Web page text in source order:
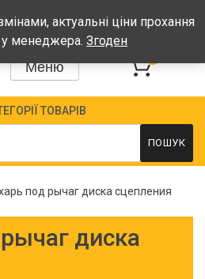
17:00, Сб-Нд - вихідні
Меню
ТОВАРІВ
ПОШУК
под рычаг диска сцепления
диска
актуальні ціни прохання
менеджера. Згоден